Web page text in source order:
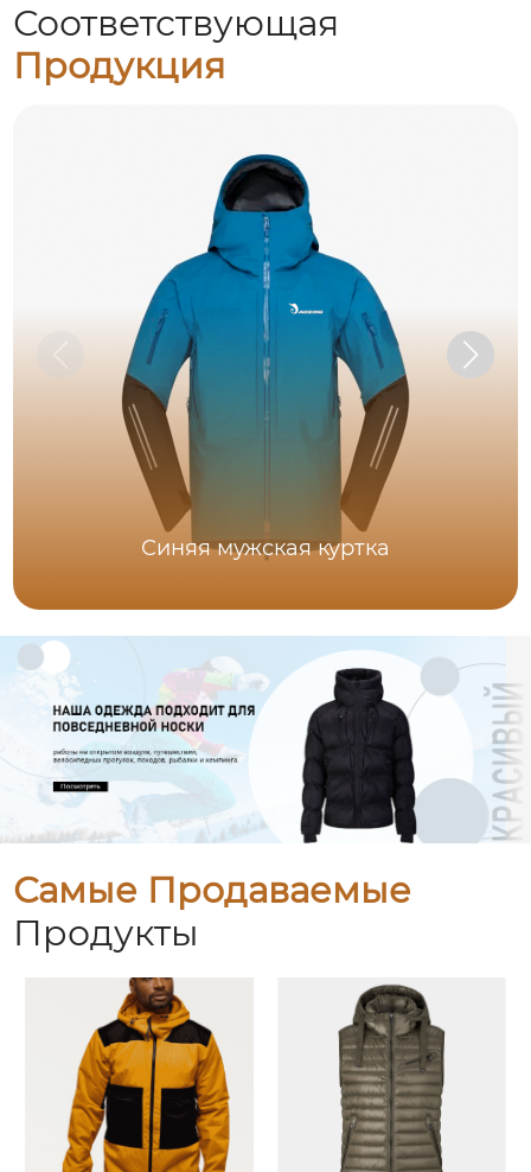
Соответствующая
Продукция
Синяя мужская куртка
Самые Продаваемые
Продукты